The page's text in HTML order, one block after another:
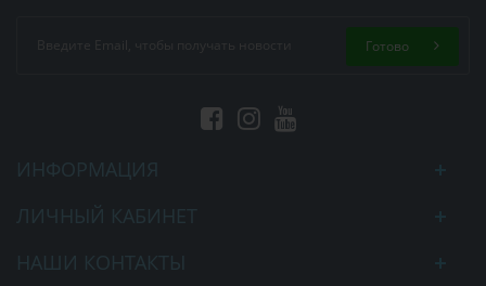
Готово
ИНФОРМАЦИЯ
ЛИЧНЫЙ КАБИНЕТ
НАШИ КОНТАКТЫ